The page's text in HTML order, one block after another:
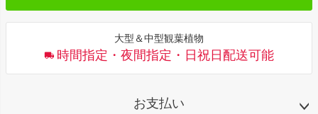
大型＆中型観葉植物
時間指定・夜間指定・日祝日配送可能
お支払い